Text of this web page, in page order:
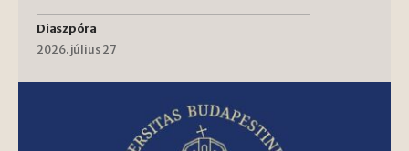
Diaszpóra
2026. július 27